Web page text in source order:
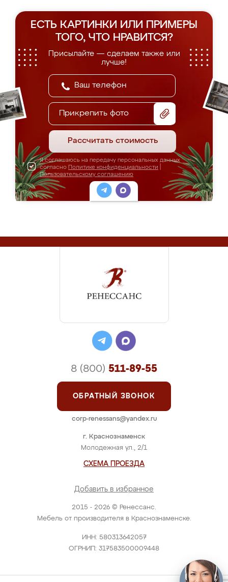
ЕСТЬ КАРТИНКИ ИЛИ ПРИМЕРЫ
ТОГО, ЧТО НРАВИТСЯ?
Присылайте — сделаем также или
лучше!
Прикрепить фото
Рассчитать стоимость
Я соглашаюсь на передачу персональных данных
согласно Политике конфиденциальности
Пользовательскому соглашению
2015 - 2026 © Ренессанс.
Мебель от производителя в Краснознаменске.
ИНН: 580313642057
ОГРНИП: 317583500009448
г. Краснознаменск
Молодежная ул., 2/1
СХЕМА ПРОЕЗДА
Добавить в избранное
8 (800) 511-89-55
ОБРАТНЫЙ ЗВОНОК
corp-renessans@yandex.ru